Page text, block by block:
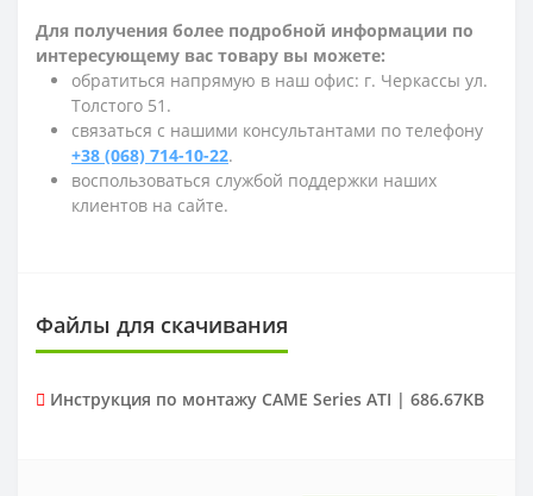
Для получения более подробной информации по
интересующему вас товару вы можете:
обратиться напрямую в наш офис: г. Черкассы ул.
Толстого 51.
связаться с нашими консультантами по телефону
+38 (068) 714-10-22.
воспользоваться службой поддержки наших
клиентов на сайте.
Файлы для скачивания
Инструкция по монтажу CAME Series ATI | 686.67KB